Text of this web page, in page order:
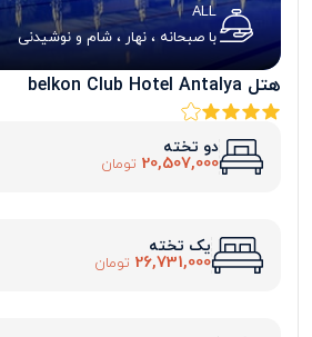
ALL
با صبحانه ، نهار ، شام و نوشیدنی
هتل belkon Club Hotel Antalya
دو تخته
20,507,000 تومان
یک تخته
26,731,000 تومان